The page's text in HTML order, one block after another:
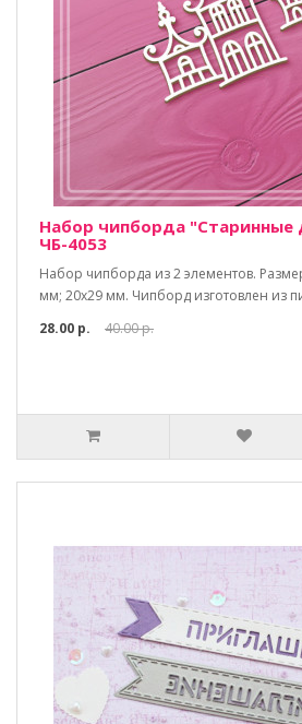
Набор чипборда "Старинные
ЧБ-4053
Набор чипборда из 2 элементов.
мм; 20х29 мм. Чипборд изготовлен из
28.00 р.
40.00 р.